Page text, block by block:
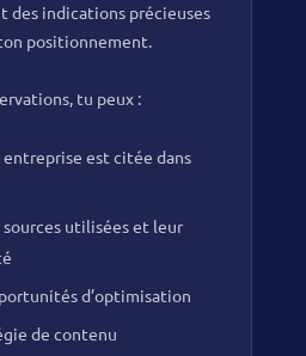
des indications précieuses
positionnement.
tu peux :
est citée dans
utilisées et leur
d’optimisation
de contenu